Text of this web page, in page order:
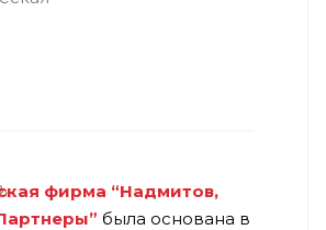
фирма “Надмитов,
была основана в